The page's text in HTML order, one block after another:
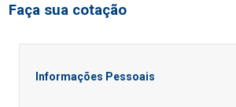
Faça sua cotação
Informações Pessoais